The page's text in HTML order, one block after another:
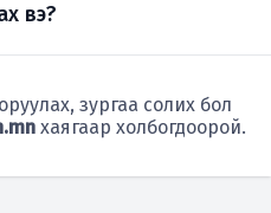
вэ?
зургаа солих бол
хаягаар холбогдоорой.